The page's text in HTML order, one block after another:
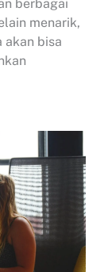
berbagai
menarik,
akan bisa